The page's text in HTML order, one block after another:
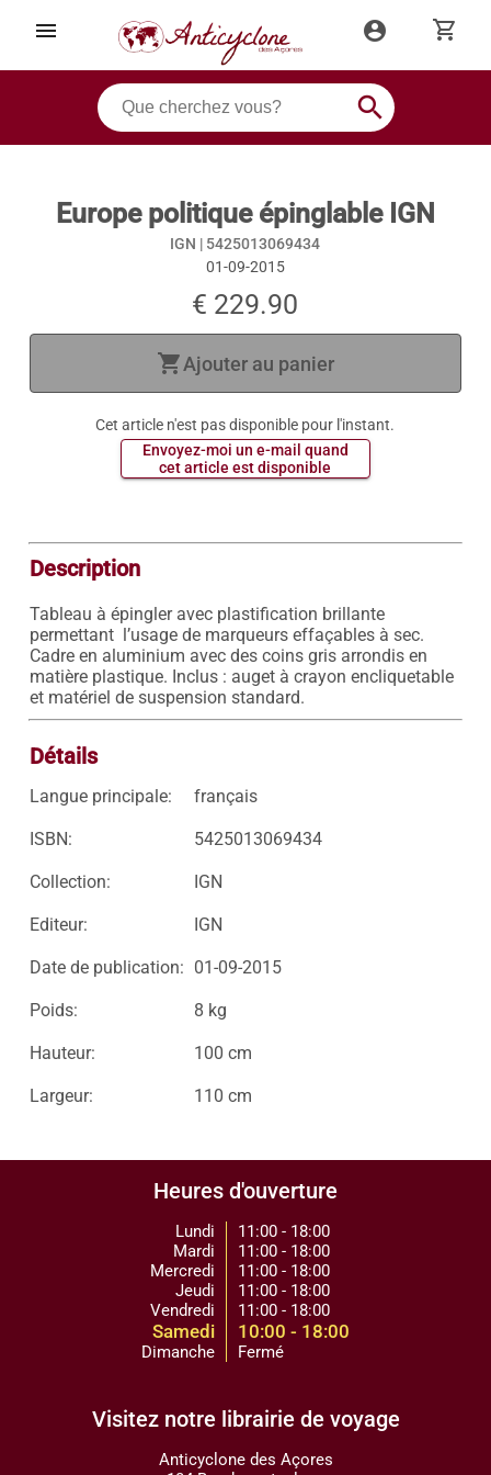
menu account_circle shopping_cart
search
Europe politique épinglable IGN
IGN | 5425013069434
01-09-2015
€ 229.90
shopping_cartAjouter au panier
Cet article n'est pas disponible pour l'instant.
Envoyez-moi un e-mail quand
Description
Tableau à épingler avec plastification brillante
permettant  l’usage de marqueurs effaçables à sec.
Cadre en aluminium avec des coins gris arrondis en
matière plastique. Inclus : auget à crayon encliquetable
et matériel de suspension standard.
Détails
Langue principale: français
ISBN: 5425013069434
Collection: IGN
Editeur: IGN
Date de publication: 01-09-2015
Poids: 8 kg
Hauteur: 100 cm
Largeur: 110 cm
Heures d'ouverture
Lundi
Mardi
Mercredi
Jeudi
Vendredi
Samedi
Dimanche
11:00 - 18:00
11:00 - 18:00
11:00 - 18:00
11:00 - 18:00
11:00 - 18:00
10:00 - 18:00
Fermé
Visitez notre librairie de voyage
Anticyclone des Açores